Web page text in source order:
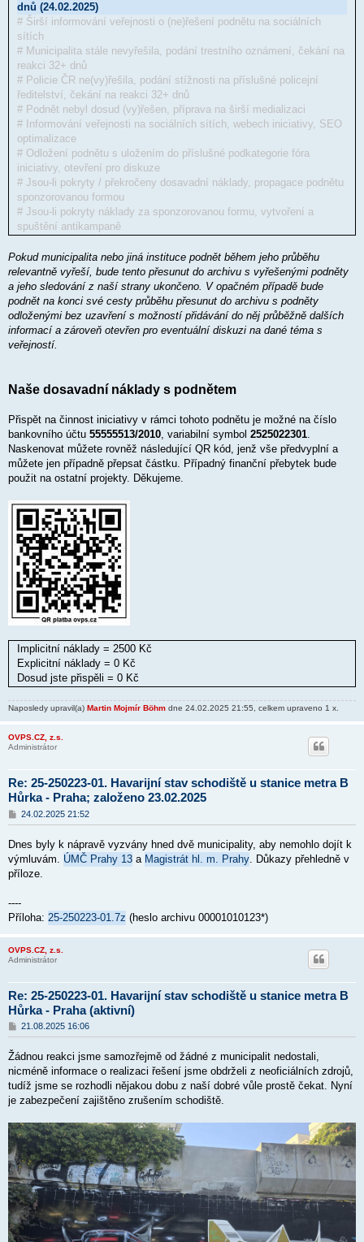
dnů (24.02.2025)
# Širší informování veřejnosti o (ne)řešení podnětu na sociálních
sítích
# Municipalita stále nevyřešila, podání trestního oznámení, čekání na
reakci 32+ dnů
# Policie ČR ne(vy)řešila, podání stížnosti na příslušné policejní
ředitelství, čekání na reakci 32+ dnů
# Podnět nebyl dosud (vy)řešen, příprava na širší medializaci
# Informování veřejnosti na sociálních sítích, webech iniciativy, SEO
optimalizace
# Odložení podnětu s uložením do příslušné podkategorie fóra
iniciativy, otevření pro diskuze
# Jsou-li pokryty / překročeny dosavadní náklady, propagace podnětu
sponzorovanou formou
# Jsou-li pokryty náklady za sponzorovanou formu, vytvoření a
spuštění antikampaně
Pokud municipalita nebo jiná instituce podnět během jeho průběhu
relevantně vyřeší, bude tento přesunut do archivu s vyřešenými podněty
a jeho sledování z naší strany ukončeno. V opačném případě bude
podnět na konci své cesty průběhu přesunut do archivu s podněty
odloženými bez uzavření s možností přidávání do něj průběžně dalších
informací a zároveň otevřen pro eventuální diskuzi na dané téma s
veřejností.
Naše dosavadní náklady s podnětem
Přispět na činnost iniciativy v rámci tohoto podnětu je možné na číslo
bankovního účtu 55555513/2010, variabilní symbol 2525022301.
Naskenovat můžete rovněž následující QR kód, jenž vše předvyplní a
můžete jen případně přepsat částku. Případný finanční přebytek bude
použit na ostatní projekty. Děkujeme.
Implicitní náklady = 2500 Kč
Explicitní náklady = 0 Kč
Dosud jste přispěli = 0 Kč
Naposledy upravil(a) Martin Mojmír Böhm dne 24.02.2025 21:55, celkem upraveno 1 x.
OVPS.CZ, z.s.
Administrátor
Re: 25-250223-01. Havarijní stav schodiště u stanice metra B
Hůrka - Praha; založeno 23.02.2025
P
ř
s
p
ě
v
24.02.2025 21:52
Dnes byly k nápravě vyzvány hned dvě municipality, aby nemohlo dojít k
výmluvám. ÚMČ Prahy 13 a Magistrát hl. m. Prahy . Důkazy přehledně v
příloze.
----
Příloha: 25-250223-01.7z (heslo archivu 00001010123*)
OVPS.CZ, z.s.
Administrátor
Re: 25-250223-01. Havarijní stav schodiště u stanice metra B
Hůrka - Praha (aktivní)
P
ř
s
p
v
e
21.08.2025 16:06
Žádnou reakci jsme samozřejmě od žádné z municipalit nedostali,
nicméně informace o realizaci řešení jsme obdrželi z neoficiálních zdrojů,
tudíž jsme se rozhodli nějakou dobu z naší dobré vůle prostě čekat. Nyní
je zabezpečení zajištěno zrušením schodiště.